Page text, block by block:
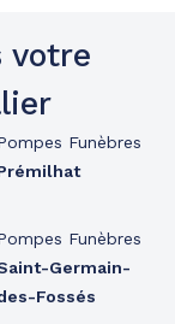
votre
Funèbres
Funèbres
Germain-
Fossés